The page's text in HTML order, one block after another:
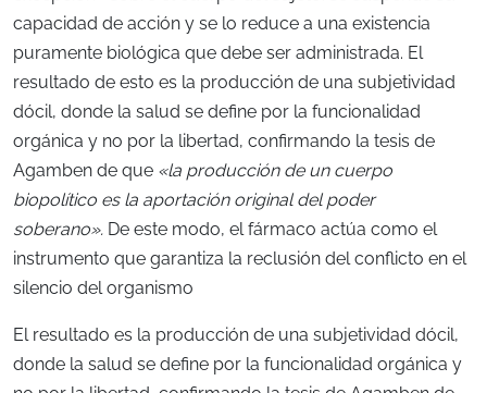
capacidad de acción y se lo reduce a una existencia
puramente biológica que debe ser administrada. El
resultado de esto es la producción de una subjetividad
dócil, donde la salud se define por la funcionalidad
orgánica y no por la libertad, confirmando la tesis de
Agamben de que «la producción de un cuerpo
biopolítico es la aportación original del poder
soberano». De este modo, el fármaco actúa como el
instrumento que garantiza la reclusión del conflicto en el
silencio del organismo
El resultado es la producción de una subjetividad dócil,
donde la salud se define por la funcionalidad orgánica y